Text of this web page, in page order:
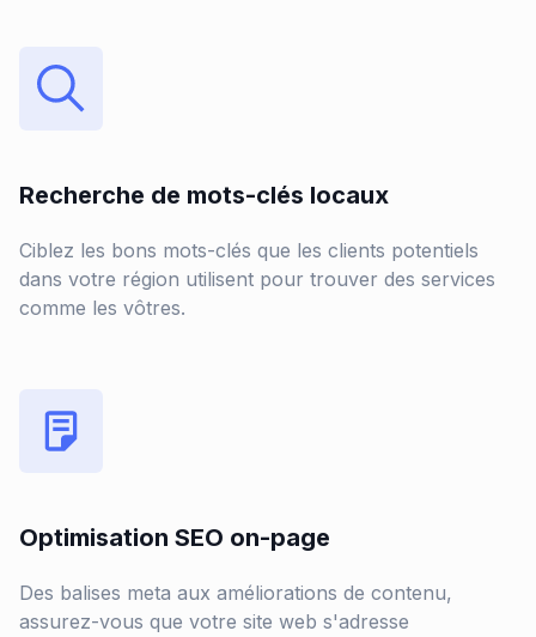
Recherche de mots-clés locaux
Ciblez les bons mots-clés que les clients potentiels
dans votre région utilisent pour trouver des services
comme les vôtres.
Optimisation SEO on-page
Des balises meta aux améliorations de contenu,
assurez-vous que votre site web s'adresse